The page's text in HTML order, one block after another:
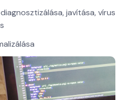
javítása, vírus